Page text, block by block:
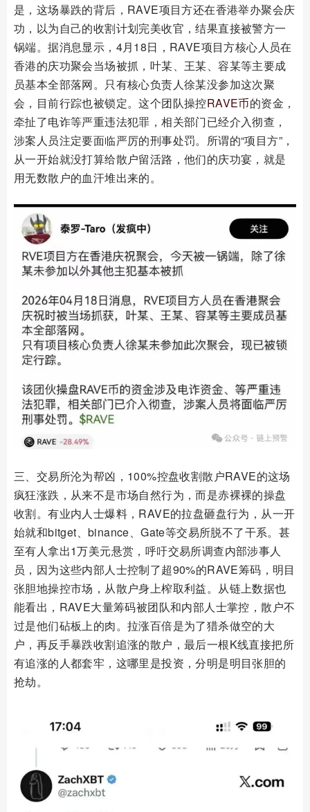
是，这场暴跌的背后，RAVE项目方还在香港举办聚会庆
功，以为自己的收割计划完美收官，结果直接被警方一
锅端。据消息显示，4月18日，RAVE项目方核心人员在
香港的庆功聚会当场被抓，叶某、王某、容某等主要成
员基本全部落网。只有核心负责人徐某没参加这次聚
会，目前行踪也被锁定。这个团队操控RAVE币的资金，
牵扯了电诈等严重违法犯罪，相关部门已经介入彻查，
涉案人员注定要面临严厉的刑事处罚。所谓的“项目方”，
从一开始就没打算给散户留活路，他们的庆功宴，就是
用无数散户的血汗堆出来的。
三、交易所沦为帮凶，100%控盘收割散户RAVE的这场
疯狂涨跌，从来不是市场自然行为，而是赤裸裸的操盘
收割。有业内人士爆料，RAVE的拉盘砸盘行为，从一开
始就和bitget、binance、Gate等交易所脱不了干系。甚
至有人拿出1万美元悬赏，呼吁交易所调查内部涉事人
员，因为这些内部人士控制了超90%的RAVE筹码，明目
张胆地操控市场，从散户身上榨取利益。从链上数据也
能看出，RAVE大量筹码被团队和内部人士掌控，散户不
过是他们砧板上的肉。拉涨百倍是为了猎杀做空的大
户，再反手暴跌收割追涨的散户，最后一根K线直接把所
有追涨的人都套牢，这哪里是投资，分明是明目张胆的
抢劫。